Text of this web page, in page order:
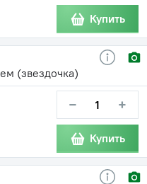
Купить
(звездочка)
− +
Купить